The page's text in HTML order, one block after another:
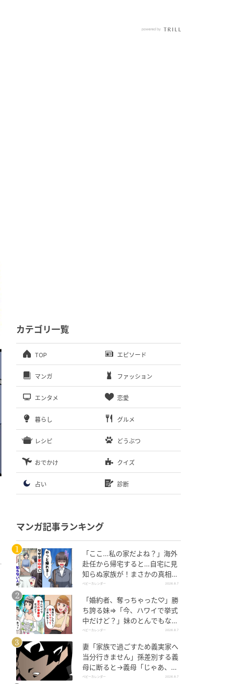
カテゴリ一覧
TOP エピソード
マンガ ファッション
エンタメ 恋愛
暮らし グルメ
レシピ どうぶつ
おでかけ クイズ
占い 診断
マンガ記事ランキング
「ここ…私の家だよね？」海外
赴任から帰宅すると…自宅に見
知らぬ家族が！まさかの真相と
は！？
ベビーカレンダー 2026.8.7
「婚約者、奪っちゃった♡」勝
ち誇る妹⇒「今、ハワイで挙式
中だけど？」妹のとんでもない
勘違いとは
ベビーカレンダー 2026.8.7
妻「家族で過ごすため義実家へ
当分行きません」孫差別する義
母に断ると→義母「じゃあ、私
は…」妻絶句＜こどおじ義兄＞
ベビーカレンダー 2026.8.7